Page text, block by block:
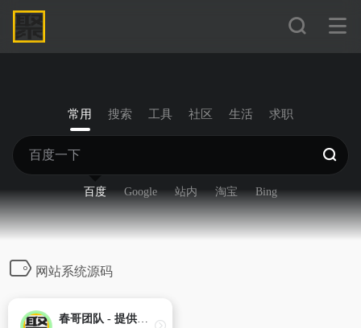
常用 搜索 工具 社区 生活 求职
百度 Google 站内 淘宝 Bing
网站系统源码
春哥团队 - 提供各种